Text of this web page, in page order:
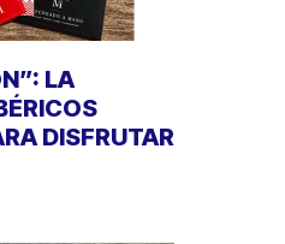
LA
DISFRUTAR